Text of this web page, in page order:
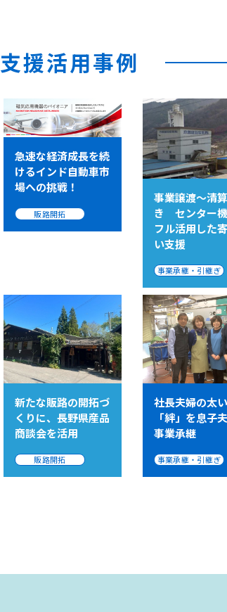
支援活用事例
急速な経済成長を続
けるインド自動車市
場への挑戦！
販路開拓
新たな販路の開拓づ
くりに、長野県産品
商談会を活用
販路開拓
事業譲渡～清
き センター
フル活用した
い支援
事業承継・引継ぎ
社長夫婦の太い
「絆」を息子
事業承継
事業承継・引継ぎ